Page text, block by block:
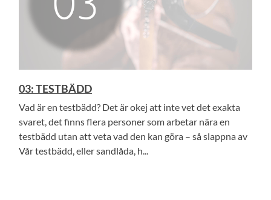
03: TESTBÄDD
Vad är en testbädd? Det är okej att inte vet det exakta
svaret, det finns flera personer som arbetar nära en
testbädd utan att veta vad den kan göra – så slappna av
Vår testbädd, eller sandlåda, h...